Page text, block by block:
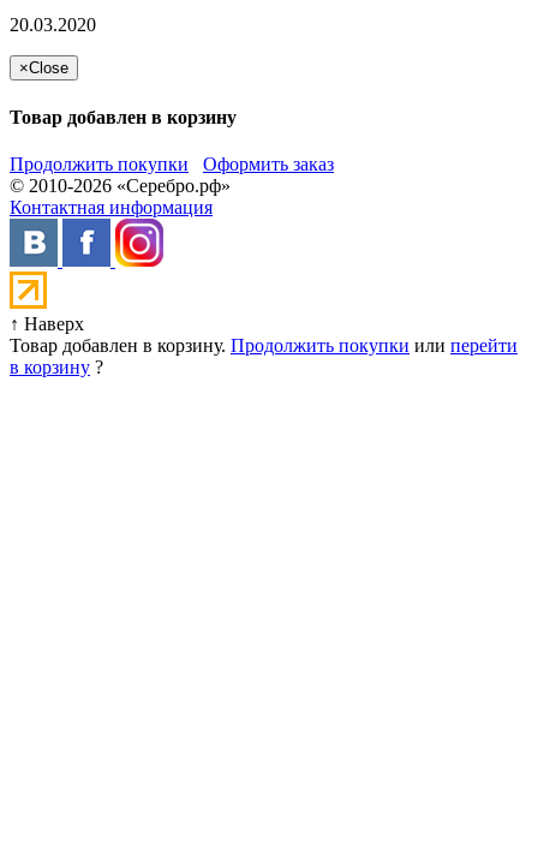
20.03.2020
×Close
Товар добавлен в корзину
Продолжить покупки
Оформить заказ
© 2010-2026 «Серебро.рф»
Контактная информация
↑ Наверх
Товар добавлен в корзину. Продолжить покупки или перейти
в корзину ?